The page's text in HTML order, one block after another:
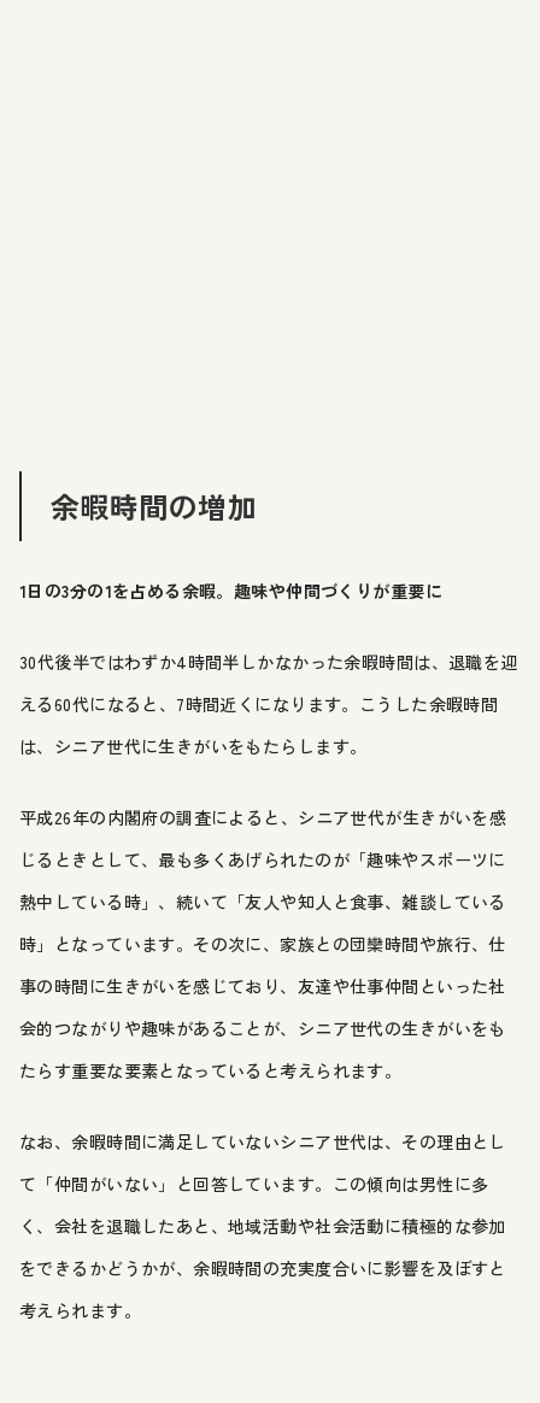
余暇時間の増加
1日の3分の1を占める余暇。趣味や仲間づくりが重要に
30代後半ではわずか4時間半しかなかった余暇時間は、退職を迎
える60代になると、7時間近くになります。こうした余暇時間
は、シニア世代に生きがいをもたらします。
平成26年の内閣府の調査によると、シニア世代が生きがいを感
じるときとして、最も多くあげられたのが「趣味やスポーツに
熱中している時」、続いて「友人や知人と食事、雑談している
時」となっています。その次に、家族との団欒時間や旅行、仕
事の時間に生きがいを感じており、友達や仕事仲間といった社
会的つながりや趣味があることが、シニア世代の生きがいをも
たらす重要な要素となっていると考えられます。
なお、余暇時間に満足していないシニア世代は、その理由とし
て「仲間がいない」と回答しています。この傾向は男性に多
く、会社を退職したあと、地域活動や社会活動に積極的な参加
をできるかどうかが、余暇時間の充実度合いに影響を及ぼすと
考えられます。